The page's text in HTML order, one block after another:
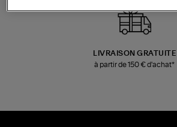
LIVRAISON GRATUITE
à partir de 150 € d'achat*